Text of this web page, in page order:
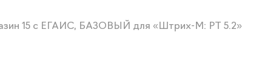
15 с ЕГАИС, БАЗОВЫЙ для «Штрих-М: РТ 5.2»